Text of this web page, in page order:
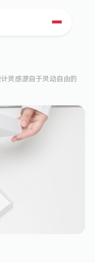
灵感源自于灵动自由的